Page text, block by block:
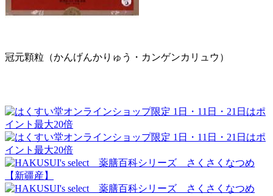
冠元顆粒（かんげんかりゅう・カンゲンカリュウ）